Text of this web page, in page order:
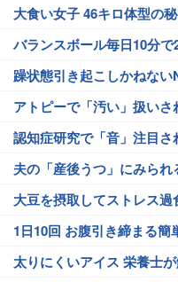
大食い女子 46キロ体型の
バランスボール毎日10分
躁状態引き起こしかねない
アトピーで「汚い」扱いさ
認知症研究で「音」注目さ
夫の「産後うつ」にみられ
大豆を摂取してストレス過
1日10回 お腹引き締まる簡
太りにくいアイス 栄養士